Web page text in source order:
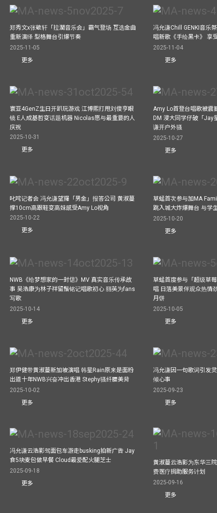
郑秀文x张敬轩「拉濶音乐会」霸气登场 互选金曲
重新演绎 型格舞台引爆节奏
2025-11-05
更多
冯允谦Chill GENKI音乐
唱新歌《手绘黑卡》 享
2025-11-04
更多
寰亚4GenZ生日开趴玩游戏 江博熙打甩刘俊亨眼
镜 E人成基哲变话题机器 Nicolas愿与最重要的人
庆祝
2025-10-31
更多
Amy Lo首登台唱歌被震
DM 浸大同学仔破「Jay
谦开户外骚
2025-10-27
更多
叱咤记者会 冯允谦望攞「男金」报答公司 黄淑蔓
撑10cm高跟鞋变高妹感受Amy Lo视角
2025-10-22
更多
草蜢首次参与加MA
跳入城大炸爆舞台 与学
2025-10-20
更多
NWB《给梦想家的一封信》MV 真实音乐传承故
事 吴浩康为林子祥留鬚铭记唱歌初心 丽英为fans
写歌
2025-10-14
更多
草蜢首度参与「超级草
唱 日落美景伴观众热情
月饼
2025-10-05
更多
郑伊健带黄淑蔓新加坡演唱 韩星Rain原来是面粉
出道十年NWB兴奋冲出香港 Stephy骚纤腰美背
2025-10-02
更多
冯允谦因一句歌词引发
倾心事
2025-09-23
更多
冯允谦云浩影驾面包车游走busking拍新广告 Jay
食5块麦包做早餐 Cloud最爱配火腿芝士
2025-09-18
更多
黄淑蔓云浩影为东华三
费医疗捐助服务计划
2025-09-16
更多